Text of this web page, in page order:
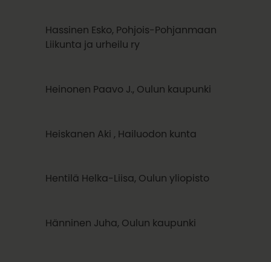
Hassinen Esko, Pohjois-Pohjanmaan
Liikunta ja urheilu ry
Heinonen Paavo J., Oulun kaupunki
Heiskanen Aki , Hailuodon kunta
Hentilä Helka-Liisa, Oulun yliopisto
Hänninen Juha, Oulun kaupunki